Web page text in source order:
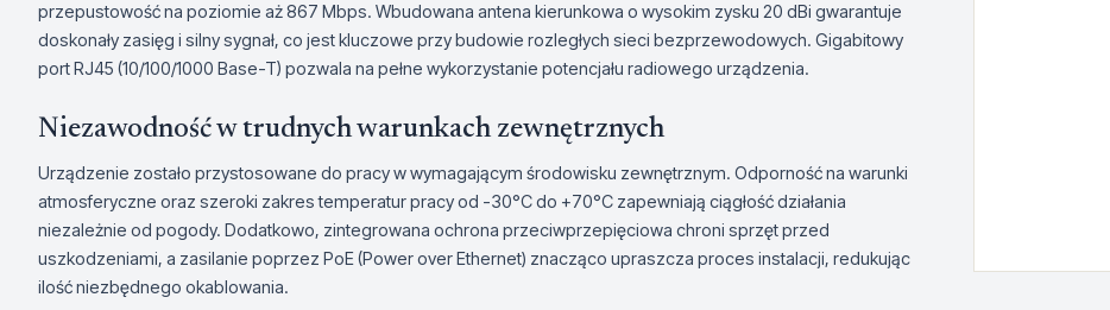
przepustowość na poziomie aż 867 Mbps. Wbudowana antena kierunkowa o wysokim zysku 20 dBi gwarantuje
doskonały zasięg i silny sygnał, co jest kluczowe przy budowie rozległych sieci bezprzewodowych. Gigabitowy
port RJ45 (10/100/1000 Base-T) pozwala na pełne wykorzystanie potencjału radiowego urządzenia.
Niezawodność w trudnych warunkach zewnętrznych
Urządzenie zostało przystosowane do pracy w wymagającym środowisku zewnętrznym. Odporność na warunki
atmosferyczne oraz szeroki zakres temperatur pracy od -30°C do +70°C zapewniają ciągłość działania
niezależnie od pogody. Dodatkowo, zintegrowana ochrona przeciwprzepięciowa chroni sprzęt przed
uszkodzeniami, a zasilanie poprzez PoE (Power over Ethernet) znacząco upraszcza proces instalacji, redukując
ilość niezbędnego okablowania.